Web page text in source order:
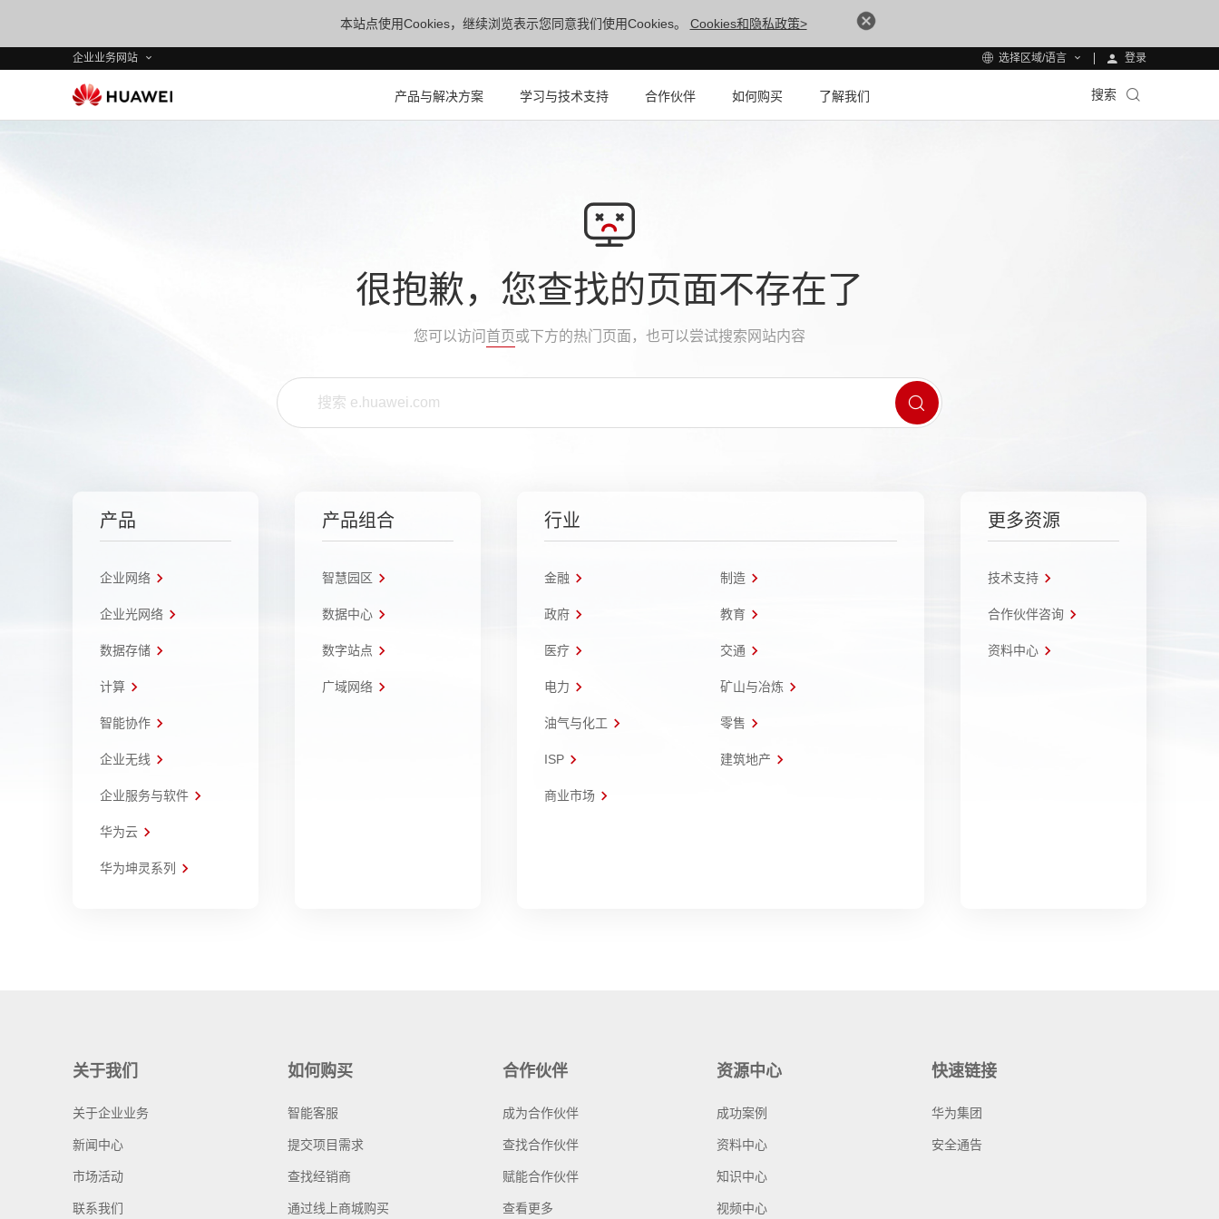
本站点使用Cookies，继续浏览表示您同意我们使用Cookies。 Cookies和隐私政策>
企业业务网站 选择区域/语言 登录
产品与解决方案 学习与技术支持 合作伙伴 如何购买 了解我们 搜索
很抱歉，您查找的页面不存在了
您可以访问 首页或下方的热门页面，也可以尝试搜索网站内容
产品
企业网络
企业光网络
数据存储
计算
智能协作
企业无线
企业服务与软件
华为云
华为坤灵系列
产品组合
智慧园区
数据中心
数字站点
广域网络
行业
金融 制造
政府 教育
医疗 交通
电力 矿山与冶炼
油气与化工 零售
ISP 建筑地产
商业市场
更多资源
技术支持
合作伙伴咨询
资料中心
关于我们
关于企业业务
新闻中心
市场活动
联系我们
如何购买
智能客服
提交项目需求
查找经销商
通过线上商城购买
合作伙伴
成为合作伙伴
查找合作伙伴
赋能合作伙伴
查看更多
资源中心
成功案例
资料中心
知识中心
视频中心
快速链接
华为集团
安全通告